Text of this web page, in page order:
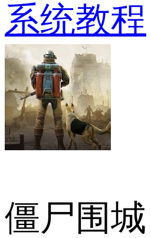
系统教程
僵尸围城